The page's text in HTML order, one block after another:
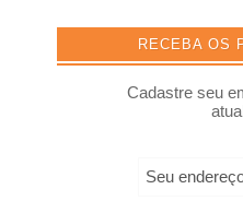
RECEBA OS
Cadastre seu